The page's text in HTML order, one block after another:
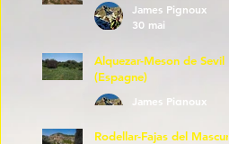
James Pignoux
30 mai
Alquezar-Meson de Sevil
(Espagne)
James Pignoux
Rodellar-Fajas del Mascun